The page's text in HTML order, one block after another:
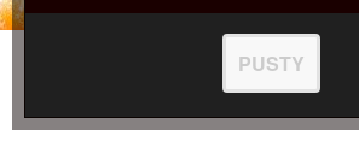
PUSTY